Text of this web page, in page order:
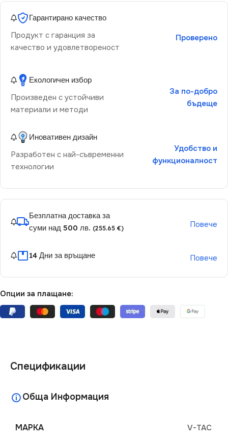
Гарантирано качество
Продукт с гаранция за
качество и удовлетвореност
Проверено
Екологичен избор
Произведен с устойчиви
материали и методи
За по-добро
бъдеще
Иновативен дизайн
Разработен с най-съвременни
технологии
Удобство и
функционалност
Безплатна доставка за
суми над 500 лв. (255.65 €) Повече
14 Дни за връщане Повече
Опции за плащане:
Спецификации
Обща Информация
МАРКА V-TAC